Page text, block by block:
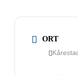
ORT
går inte att
behövs för
att hemsidan